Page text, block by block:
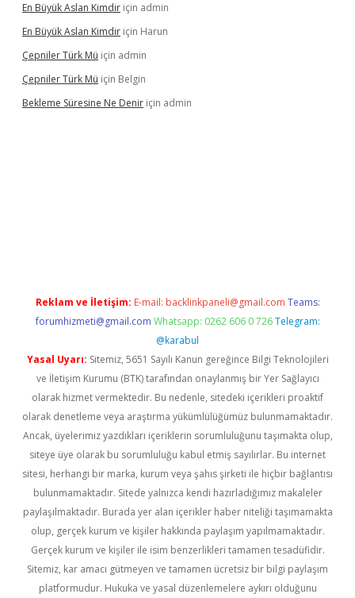
En Büyük Aslan Kimdir için admin
En Büyük Aslan Kimdir için Harun
Çepniler Türk Mü için admin
Çepniler Türk Mü için Belgin
Bekleme Süresine Ne Denir için admin
Reklam ve İletişim: E-mail: backlinkpaneli@gmail.com Teams:
forumhizmeti@gmail.com Whatsapp: 0262 606 0 726 Telegram:
@karabul
Yasal Uyarı: Sitemiz, 5651 Sayılı Kanun gereğince Bilgi Teknolojileri
ve İletişim Kurumu (BTK) tarafından onaylanmış bir Yer Sağlayıcı
olarak hizmet vermektedir. Bu nedenle, sitedeki içerikleri proaktif
olarak denetleme veya araştırma yükümlülüğümüz bulunmamaktadır.
Ancak, üyelerimiz yazdıkları içeriklerin sorumluluğunu taşımakta olup,
siteye üye olarak bu sorumluluğu kabul etmiş sayılırlar. Bu internet
sitesi, herhangi bir marka, kurum veya şahıs şirketi ile hiçbir bağlantısı
bulunmamaktadır. Sitede yalnızca kendi hazırladığımız makaleler
paylaşılmaktadır. Burada yer alan içerikler haber niteliği taşımamakta
olup, gerçek kurum ve kişiler hakkında paylaşım yapılmamaktadır.
Gerçek kurum ve kişiler ile isim benzerlikleri tamamen tesadüfidir.
Sitemiz, kar amacı gütmeyen ve tamamen ücretsiz bir bilgi paylaşım
platformudur. Hukuka ve yasal düzenlemelere aykırı olduğunu